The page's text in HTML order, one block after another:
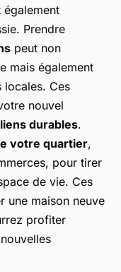
également
Prendre
peut non
mais également
locales. Ces
nouvel
liens durables.
votre quartier,
pour tirer
de vie. Ces
une maison neuve
profiter